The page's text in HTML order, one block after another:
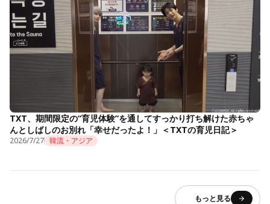
TXT、期間限定の“育児体験”を通してすっかり打ち解けた赤ちゃ
んとしばしのお別れ「幸せだったよ！」＜TXTの育児日記＞
2026/7/27 韓流・アジア
もっと見る